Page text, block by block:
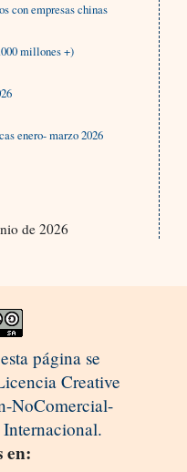
con empresas chinas
millones +)
enero- marzo 2026
de 2026
página se
Creative
NoComercial-
en: